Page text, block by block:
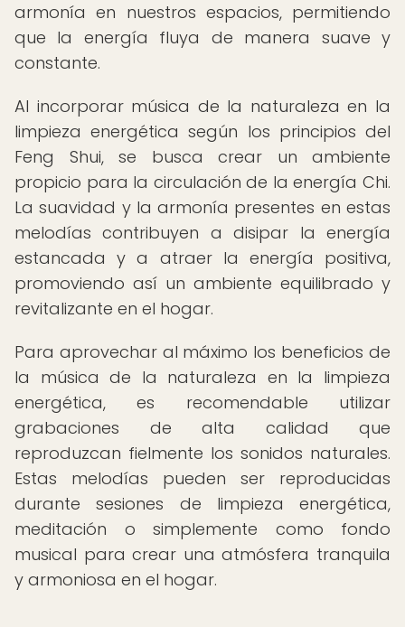
armonía en nuestros espacios, permitiendo
que la energía fluya de manera suave y
constante.
Al incorporar música de la naturaleza en la
limpieza energética según los principios del
Feng Shui, se busca crear un ambiente
propicio para la circulación de la energía Chi.
La suavidad y la armonía presentes en estas
melodías contribuyen a disipar la energía
estancada y a atraer la energía positiva,
promoviendo así un ambiente equilibrado y
revitalizante en el hogar.
Para aprovechar al máximo los beneficios de
la música de la naturaleza en la limpieza
energética, es recomendable utilizar
grabaciones de alta calidad que
reproduzcan fielmente los sonidos naturales.
Estas melodías pueden ser reproducidas
durante sesiones de limpieza energética,
meditación o simplemente como fondo
musical para crear una atmósfera tranquila
y armoniosa en el hogar.